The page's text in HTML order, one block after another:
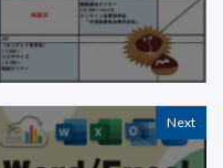
Next